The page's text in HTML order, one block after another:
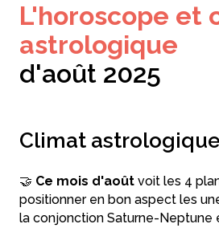
L'horoscope et
astrologique
d'août 2025
Climat
🤝 Ce mois d'août voit les 4
positionner en bon aspect les
la conjonction Saturne-Neptune